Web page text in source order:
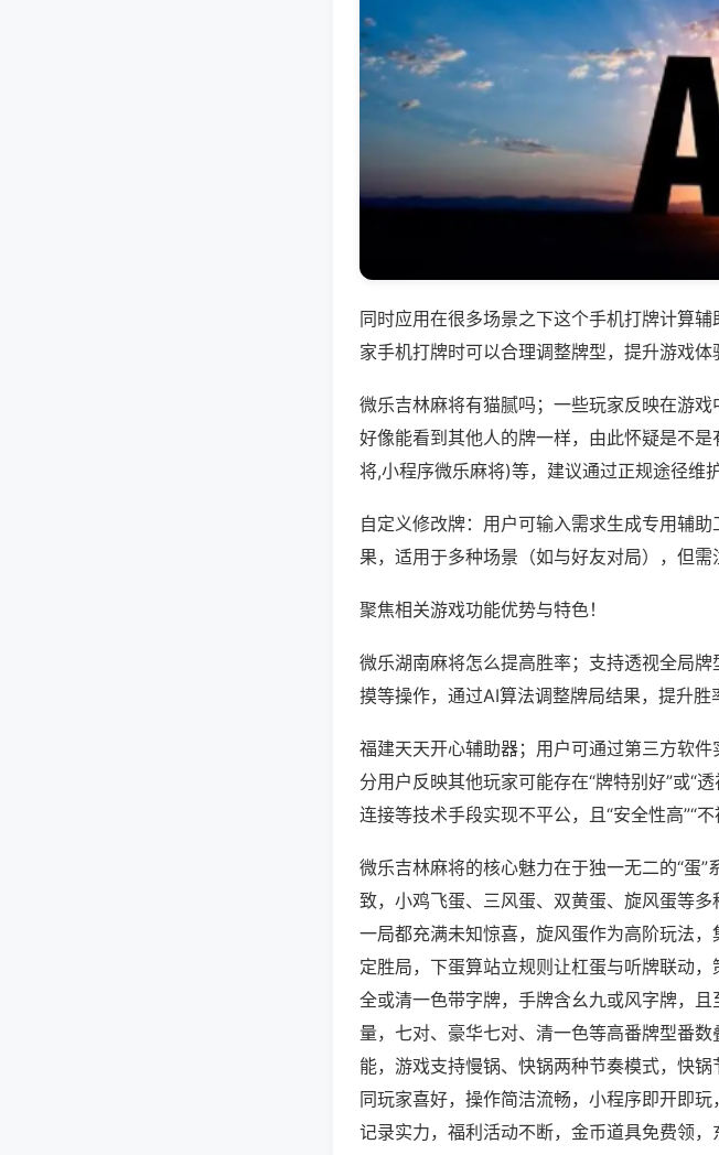
同时应用在很多场景之下这个手机打牌计算
家手机打牌时可以合理调整牌型，提升游戏体
微乐吉林麻将有猫腻吗；一些玩家反映在游
好像能看到其他人的牌一样，由此怀疑是不
将,小程序微乐麻将)等，建议通过正规途径维
自定义修改牌：用户可输入需求生成专用辅
果，适用于多种场景（如与好友对局），但需
聚焦相关游戏功能优势与特色！
微乐湖南麻将怎么提高胜率；支持透视全局
摸等操作，通过AI算法调整牌局结果，提升胜
福建天天开心辅助器；用户可通过第三方软件
分用户反映其他玩家可能存在“牌特别好”或“
连接等技术手段实现不平公，且“安全性高”“不
微乐吉林麻将的核心魅力在于独一无二的“蛋
致，小鸡飞蛋、三风蛋、双黄蛋、旋风蛋等
一局都充满未知惊喜，旋风蛋作为高阶玩法
定胜局，下蛋算站立规则让杠蛋与听牌联动
全或清一色带字牌，手牌含幺九或风字牌，
量，七对、豪华七对、清一色等高番牌型番
能，游戏支持慢锅、快锅两种节奏模式，快
同玩家喜好，操作简洁流畅，小程序即开即
记录实力，福利活动不断，金币道具免费领